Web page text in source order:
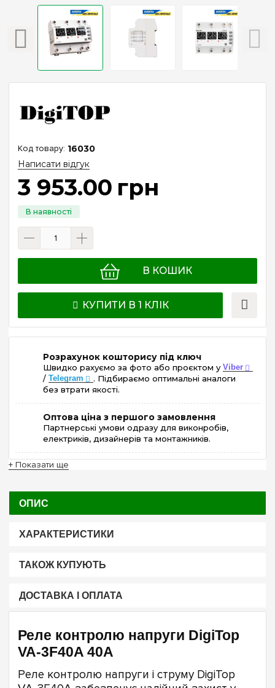
16030
Написати відгук
3 953.00 грн
В КОШИК
КУПИТИ В 1 КЛІК
Розрахунок кошторису під ключ
Швидко рахуємо за фото або проєктом у Viber
/ Telegram
. Підбираємо оптимальні аналоги
без втрати якості.
Оптова ціна з першого замовлення
Партнерські умови одразу для виконробів,
електриків, дизайнерів та монтажників.
+ Показати ще
ОПИС
ХАРАКТЕРИСТИКИ
ТАКОЖ КУПУЮТЬ
ДОСТАВКА І ОПЛАТА
Реле контролю напруги DigiTop
VA-3F40A 40А
Реле контролю напруги і струму DigiTop